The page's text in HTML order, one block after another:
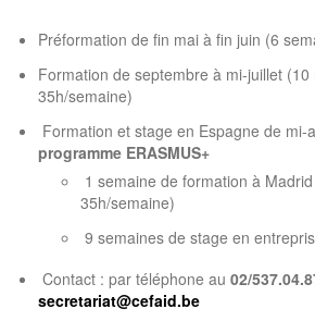
Préformation de fin mai à fin juin (6
Formation de septembre à mi-juillet
35h/semaine)
Formation et stage en Espagne de mi-
programme ERASMUS+
1 semaine de formation à
35h/semaine)
9 semaines de stage en
Contact : par téléphone au 02/
secretariat@cefaid.be